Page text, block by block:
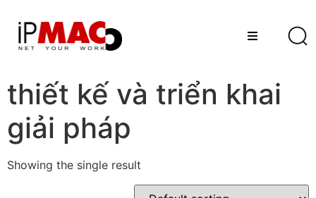
thiết kế và triển khai
giải pháp
Showing the single result